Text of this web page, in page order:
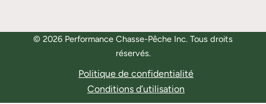
© 2026 Performance Chasse-Pêche Inc. Tous droits
réservés.
Politique de confidentialité
Conditions d’utilisation